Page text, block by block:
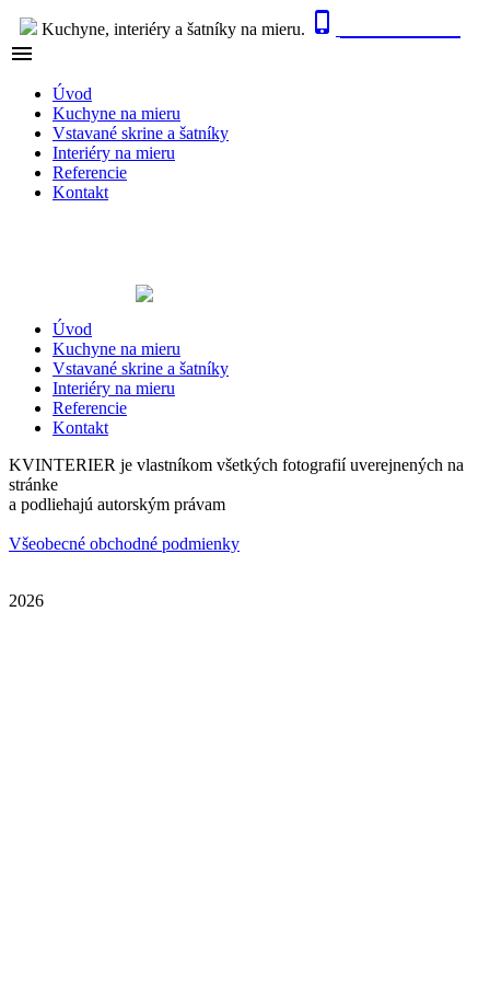
Kuchyne, interiéry a šatníky na mieru. 

Úvod
Kuchyne na mieru
Vstavané skrine a šatníky
Interiéry na mieru
Referencie
Kontakt
Úvod
Kuchyne na mieru
Vstavané skrine a šatníky
Interiéry na mieru
Referencie
Kontakt
KVINTERIER je vlastníkom všetkých fotografií uverejnených na
stránke
a podliehajú autorským právam
Všeobecné obchodné podmienky
2026